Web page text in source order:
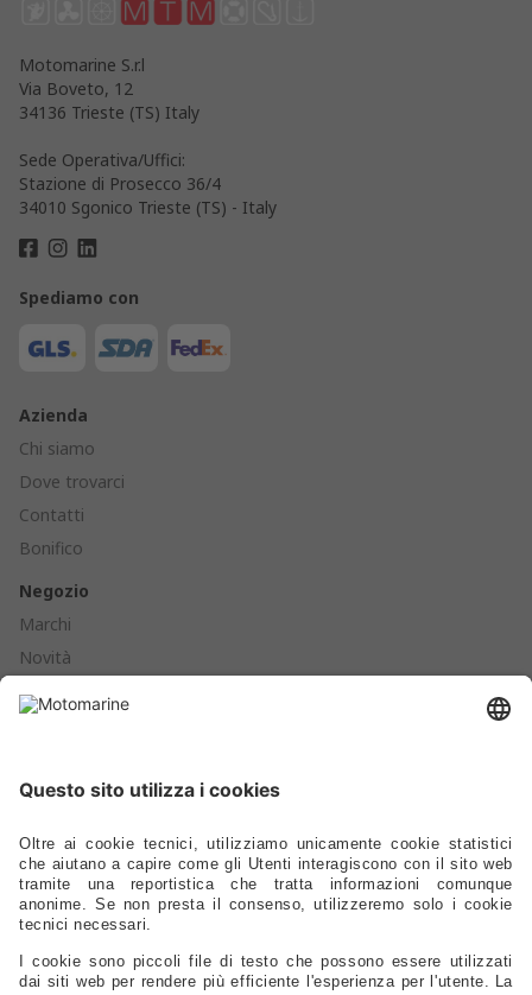
Motomarine S.r.l
Via Boveto, 12
34136 Trieste (TS) Italy
Sede Operativa/Uffici:
Stazione di Prosecco 36/4
34010 Sgonico Trieste (TS) - Italy
Spediamo con
Azienda
Chi siamo
Dove trovarci
Contatti
Bonifico
Negozio
Marchi
Novità
Cataloghi
Ferramenta - Chiusure - Viteria
Scalette - Passerelle - Supporti Sedili - Oblò - Prese D'aria
Cucine - Frigoriferi - Sanitari - Idraulica - Raccorderia - Pompe
Elettrica - Luci - Fanali - Energia
Strumentazione - Bussole - Binocoli - Antenne - Elettronica
Sicurezza - Sport - Abbigliamento - Battelli - Alaggio - Carrelli